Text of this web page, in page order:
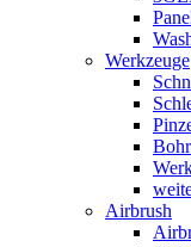
Werkzeuge
Airbrush